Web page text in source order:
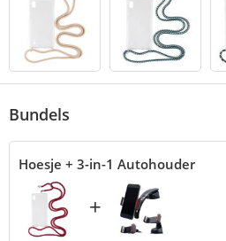
Bundels
Hoesje + 3-in-1 Autohouder
+